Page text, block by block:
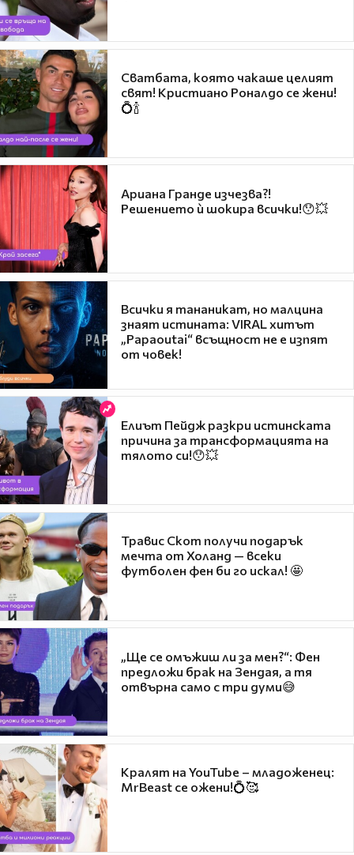
Сватбата, която чакаше целият
свят! Кристиано Роналдо се жени!
💍🍾
Ариана Гранде изчезва?!
Решението ѝ шокира всички!😯💥
Всички я тананикат, но малцина
знаят истината: VIRAL хитът
„Papaoutai“ всъщност не е изпят
от човек!
Елиът Пейдж разкри истинската
причина за трансформацията на
тялото си!😯💥
Травис Скот получи подарък
мечта от Холанд — всеки
футболен фен би го искал! 🤩
„Ще се омъжиш ли за мен?“: Фен
предложи брак на Зендая, а тя
отвърна само с три думи😅
Кралят на YouTube – младоженец:
MrBeast се ожени!💍🥰